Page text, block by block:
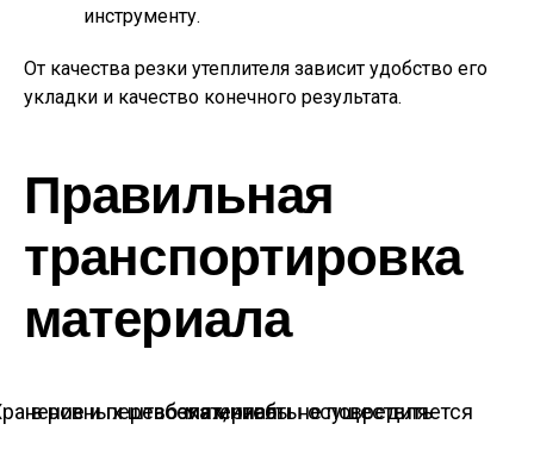
инструменту.
От качества резки утеплителя зависит удобство его
укладки и качество конечного результата.
Правильная
транспортировка
материала
Хранение и перевозка минваты осуществляется в ровных штабелях, чтобы не повредить материал